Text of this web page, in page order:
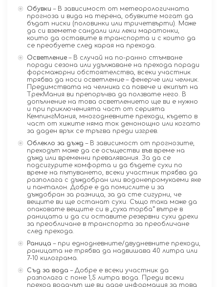
Обувки – В зависимост от метеорологичната
прогноза и вида на терена, обувките могат да
бъдат ниски (половинки или тричетвърти). Може
да си вземете сандали или леки маратонки,
които да оставите в транспорта и с които да
се преобуете след карая на прехода.
Осветление – В случай на по-ранно стъмване
поради сезона или удължаване на прехода поради
форсмажорни обстоятелства, всеки участник
трябва да носи осветление – фенерче или челник.
Предимствата на челника са повече и екипът на
ТрекМания ви препоръчва да ползвате него. В
допълнение на това осветлението ще ви е нужно
и при приключенията част от серията
КемпингМания, многодневните преходи, където в
част от хижите няма ток денонощно или когато
за даден връх се тръгва преди изгрев.
Облекло за дъжд – В зависимост от прогнозите,
преходът може да се осъществи във време на
дъжд или временни превалявания. За да се
подсигурите комфорта и да бъдете сухи по
време на пътуването, всеки участник трябва да
разполага с дъждобран или водонепромукаеми яке
и панталон. Добре е да помислите и за
дъждобран за разница, за да сте сигурни, че
вещите ви ще останат сухи. Също така може да
опаковате вещите си в „суха торба“ вътре в
раницата и да си оставите резервни сухи дрехи
за преобличане в транспорта за преобличане
след прехода.
Раница – при еднодневните/двудневните преходи,
раницата не трябва да надвишава 40 литра или
7-10 килограма.
Съд за вода – Добре е всеки участник да
разполага с поне 1,5 литра вода. Преди всеки
преход водачът ще ви даде информация за това